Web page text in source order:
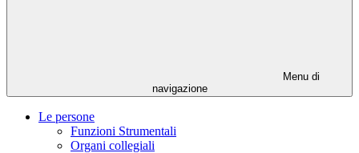
Menu di
navigazione
Le persone
Funzioni Strumentali
Organi collegiali